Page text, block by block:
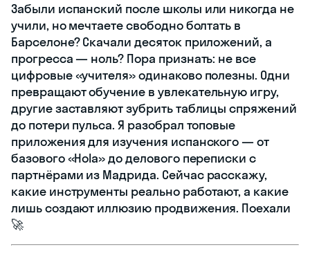
Забыли испанский после школы или никогда не
учили, но мечтаете свободно болтать в
Барселоне? Скачали десяток приложений, а
прогресса — ноль? Пора признать: не все
цифровые «учителя» одинаково полезны. Одни
превращают обучение в увлекательную игру,
другие заставляют зубрить таблицы спряжений
до потери пульса. Я разобрал топовые
приложения для изучения испанского — от
базового «Hola» до делового переписки с
партнёрами из Мадрида. Сейчас расскажу,
какие инструменты реально работают, а какие
лишь создают иллюзию продвижения. Поехали
🚀